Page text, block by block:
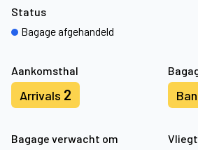
Aankomsthal
Arrivals 2
Bagage verwacht om
Status
Bagage afgehandeld